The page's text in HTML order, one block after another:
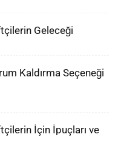
Geleceği
Kaldırma Seçeneği
İçin İpuçları ve